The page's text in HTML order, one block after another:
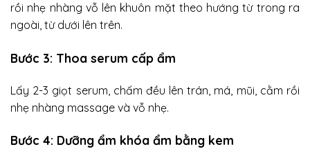
rồi nhẹ nhàng vỗ lên khuôn mặt theo hướng từ trong ra
ngoài, từ dưới lên trên.
Bước 3: Thoa serum cấp ẩm
Lấy 2-3 giọt serum, chấm đều lên trán, má, mũi, cằm rồi
nhẹ nhàng massage và vỗ nhẹ.
Bước 4: Dưỡng ẩm khóa ẩm bằng kem